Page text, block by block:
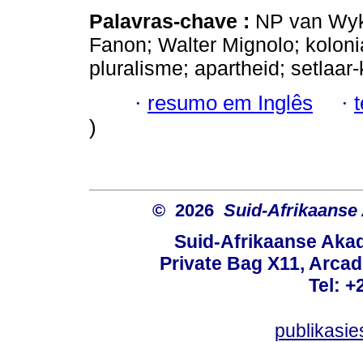
Palavras-chave : NP van
Fanon; Walter Mignolo;
pluralisme; apartheid;
· resumo em Inglês ·
)
© 2026 Suid-Afrikaanse
Suid-Afrikaanse
Private Bag X11,
Tel: